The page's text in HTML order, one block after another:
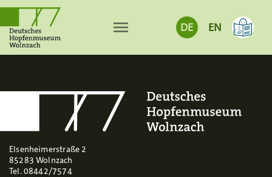
menu DE EN
Elsenheimerstraße 2
85283 Wolnzach
Tel. 08442/7574